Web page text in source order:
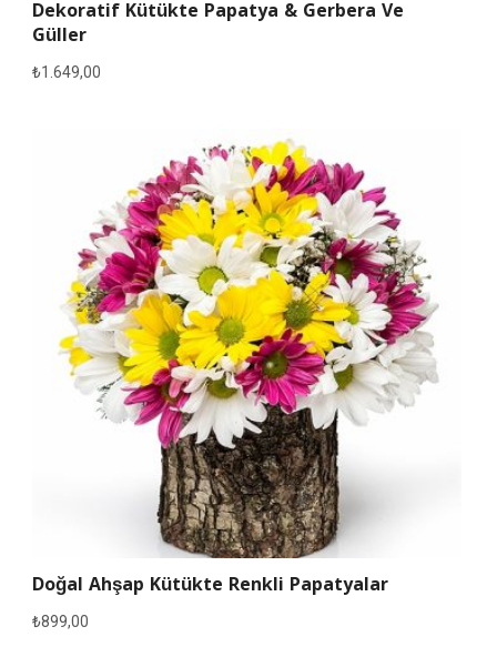
Dekoratif Kütükte Papatya & Gerbera Ve
Güller
₺1.649,00
Doğal Ahşap Kütükte Renkli Papatyalar
₺899,00